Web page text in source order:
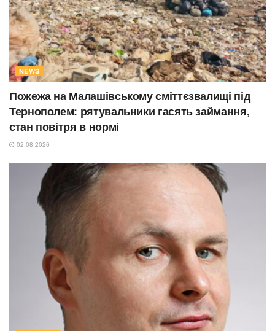
NEWS
Пожежа на Малашівському сміттєзвалищі під
Тернополем: рятувальники гасять займання,
стан повітря в нормі
02.08.2026